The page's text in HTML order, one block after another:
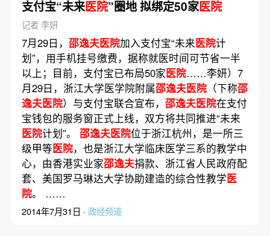
支付宝“未来医院”圈地 拟绑定50家医院
记者 李妍
7月29日， 邵逸夫医院加入支付宝“未来医院计
划”，用手机挂号缴费，据称就医时间可节省一半
以上；目前，支付宝已布局50家医院……李妍）7
月29日，浙江大学医学院附属邵逸夫医院（下称邵
逸夫医院）与支付宝联合宣布， 邵逸夫医院在支付
宝钱包的服务窗正式上线，双方将共同推进“未来
医院计划”。 邵逸夫医院位于浙江杭州，是一所三
级甲等医院，也是浙江大学临床医学三系的教学中
心，由香港实业家邵逸夫捐款、浙江省人民政府配
套、美国罗马琳达大学协助建造的综合性教学医
院。 ……
2014年7月31日 · 政经频道